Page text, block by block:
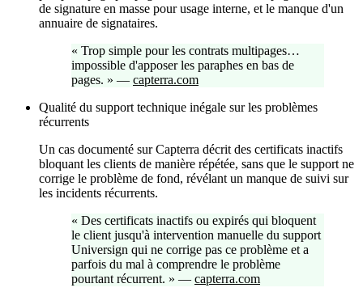
de signature en masse pour usage interne, et le manque d'un
annuaire de signataires.
« Trop simple pour les contrats multipages…
impossible d'apposer les paraphes en bas de
pages. » — capterra.com
Qualité du support technique inégale sur les problèmes
récurrents
Un cas documenté sur Capterra décrit des certificats inactifs
bloquant les clients de manière répétée, sans que le support ne
corrige le problème de fond, révélant un manque de suivi sur
les incidents récurrents.
« Des certificats inactifs ou expirés qui bloquent
le client jusqu'à intervention manuelle du support
Universign qui ne corrige pas ce problème et a
parfois du mal à comprendre le problème
pourtant récurrent. » — capterra.com